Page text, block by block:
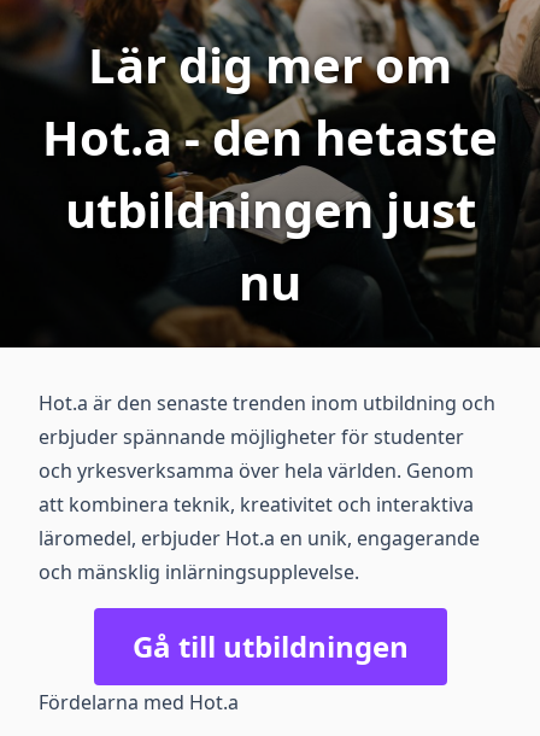
Lär dig mer om
Hot.a - den hetaste
utbildningen just
nu
Hot.a är den senaste trenden inom utbildning och
erbjuder spännande möjligheter för studenter
och yrkesverksamma över hela världen. Genom
att kombinera teknik, kreativitet och interaktiva
läromedel, erbjuder Hot.a en unik, engagerande
och mänsklig inlärningsupplevelse.
Gå till utbildningen
Fördelarna med Hot.a